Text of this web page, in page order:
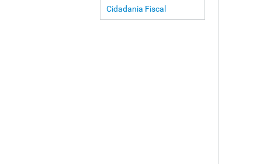
Cidadania Fiscal